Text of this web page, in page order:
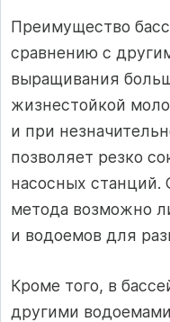
Преимущество
сравнению с
выращивания
жизнестойкой
и при
позволяет резко
насосных станций.
метода возможно
и водоемов для
Кроме того, в
другими